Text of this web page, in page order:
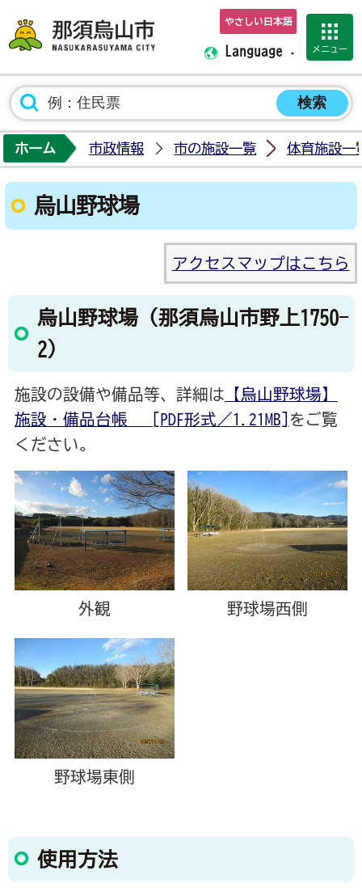
那須烏山市ホーム
やさしい日本語
Language メニュー
ホーム 市政情報 市の施設一覧 体育施設一
烏山野球場
アクセスマップはこちら
烏山野球場（那須烏山市野上1750-
2）
施設の設備や備品等、詳細は 【烏山野球場】
施設・備品台帳 [PDF形式／1.21MB]
をご覧
ください。
外観 野球場西側
野球場東側
使用方法